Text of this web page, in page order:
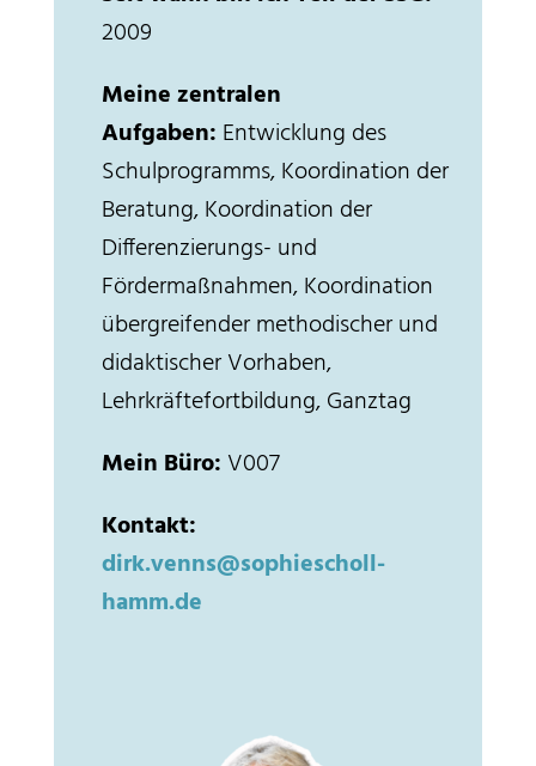
2009
Meine zentralen
Aufgaben: Entwicklung des
Schulprogramms, Koordination der
Beratung, Koordination der
Differenzierungs- und
Fördermaßnahmen, Koordination
übergreifender methodischer und
didaktischer Vorhaben,
Lehrkräftefortbildung, Ganztag
Mein Büro: V007
Kontakt:
dirk.venns@sophiescholl-
hamm.de